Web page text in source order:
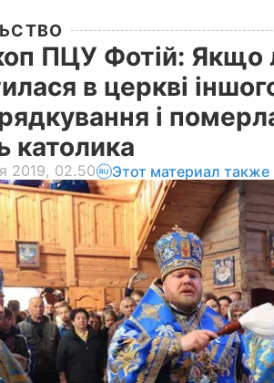
ПЦУ Фотій: Якщо
в церкві
і
католика
2019, 02.50 Этот материал